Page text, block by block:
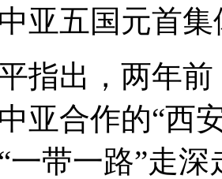
亚五国元首
出，两年前
亚合作的“西
一带一路”走